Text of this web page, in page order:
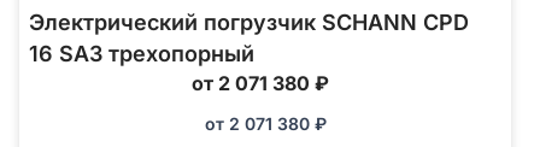
Электрический погрузчик SCHANN CPD
16 SA3 трехопорный
от 2 071 380 ₽
от 2 071 380 ₽